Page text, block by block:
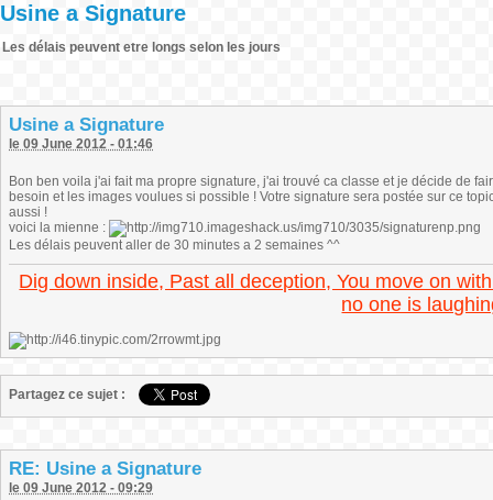
Usine a Signature
Les délais peuvent etre longs selon les jours
Usine a Signature
le 09 June 2012 - 01:46
Bon ben voila j'ai fait ma propre signature, j'ai trouvé ca classe et je décide de
besoin et les images voulues si possible ! Votre signature sera postée sur ce
aussi !
voici la mienne :
Les délais peuvent aller de 30 minutes a 2 semaines ^^
Dig down inside, Past all deception, You move on
no one is
Partagez ce sujet :
RE: Usine a Signature
le 09 June 2012 - 09:29